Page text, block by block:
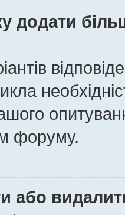
форуму.
або